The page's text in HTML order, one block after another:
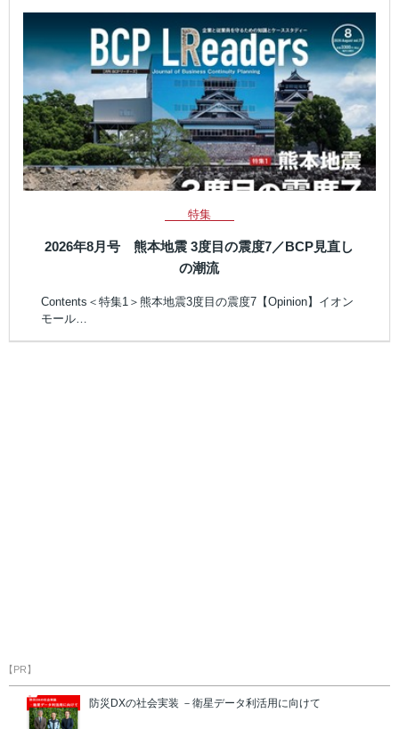
特集
2026年8月号 熊本地震 3度目の震度7／BCP見直し
の潮流
Contents＜特集1＞熊本地震3度目の震度7【Opinion】イオン
モール…
【PR】
防災DXの社会実装 －衛星データ利活用に向けて